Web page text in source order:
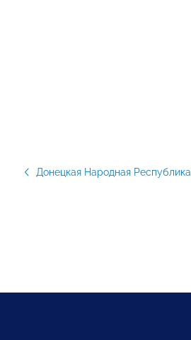
Донецкая Народная Республика